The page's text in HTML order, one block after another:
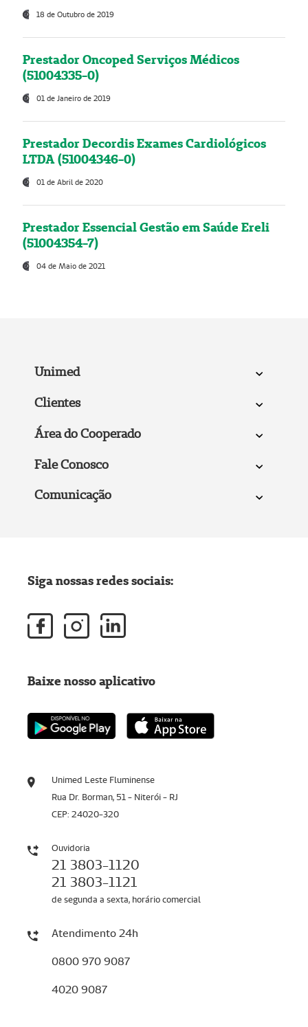
18 de Outubro de 2019
Prestador Oncoped Serviços Médicos
(51004335-0)
01 de Janeiro de 2019
Prestador Decordis Exames Cardiológicos
LTDA (51004346-0)
01 de Abril de 2020
Prestador Essencial Gestão em Saúde Ereli
(51004354-7)
04 de Maio de 2021
Unimed
Clientes
Área do Cooperado
Fale Conosco
Comunicação
Unimed Leste Fluminense
Rua Dr. Borman, 51 - Niterói - RJ
CEP: 24020-320
Ouvidoria
21 3803-1120
21 3803-1121
de segunda a sexta, horário comercial
Atendimento 24h
0800 970 9087
4020 9087
Siga nossas redes sociais:
Baixe nosso aplicativo